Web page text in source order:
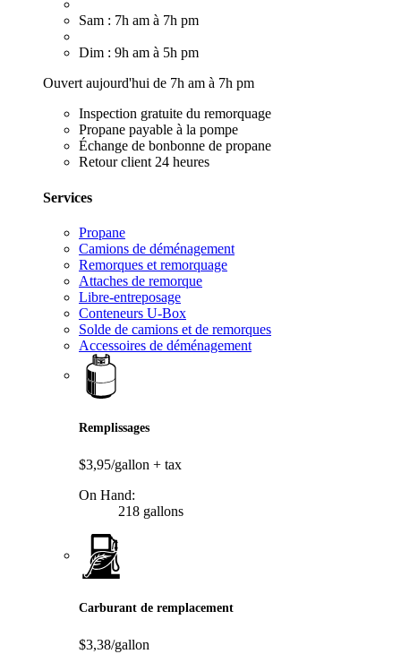
Sam : 7h am à 7h pm
Dim : 9h am à 5h pm
Ouvert aujourd'hui de 7h am à 7h pm
Inspection gratuite du remorquage
Propane payable à la pompe
Échange de bonbonne de propane
Retour client 24 heures
Services
Propane
Camions de déménagement
Remorques et remorquage
Attaches de remorque
Libre-entreposage
Conteneurs U-Box
Solde de camions et de remorques
Accessoires de déménagement
Remplissages
$3,95/gallon + tax
On Hand:
218 gallons
Carburant de remplacement
$3,38/gallon